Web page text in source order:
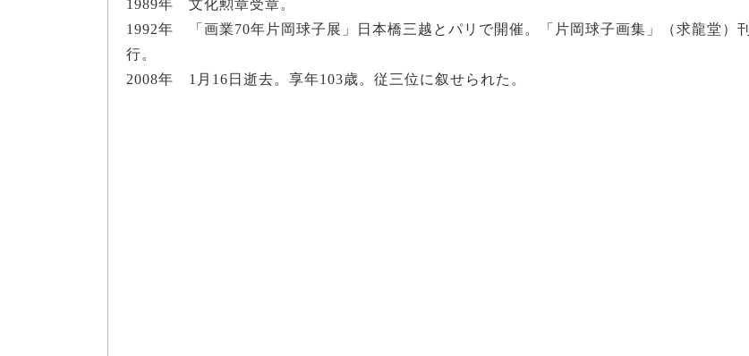
1989年 文化勲章受章。
1992年 「画業70年片岡球子展」日本橋三越とパリで開催。「片岡球子画集」（求龍堂）刊
行。
2008年 1月16日逝去。享年103歳。従三位に叙せられた。